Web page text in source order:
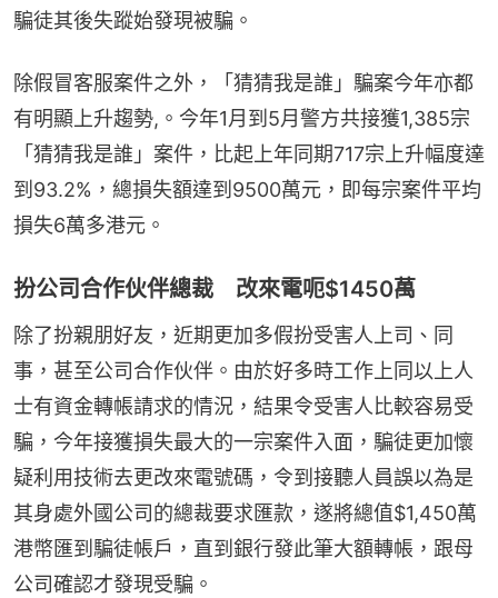
騙徒其後失蹤始發現被騙。
除假冒客服案件之外，「猜猜我是誰」騙案今年亦都
有明顯上升趨勢,。今年1月到5月警方共接獲1,385宗
「猜猜我是誰」案件，比起上年同期717宗上升幅度達
到93.2%，總損失額達到9500萬元，即每宗案件平均
損失6萬多港元。
扮公司合作伙伴總裁 改來電呃$1450萬
除了扮親朋好友，近期更加多假扮受害人上司、同
事，甚至公司合作伙伴。由於好多時工作上同以上人
士有資金轉帳請求的情況，結果令受害人比較容易受
騙，今年接獲損失最大的一宗案件入面，騙徒更加懷
疑利用技術去更改來電號碼，令到接聽人員誤以為是
其身處外國公司的總裁要求匯款，遂將總值$1,450萬
港幣匯到騙徒帳戶，直到銀行發此筆大額轉帳，跟母
公司確認才發現受騙。